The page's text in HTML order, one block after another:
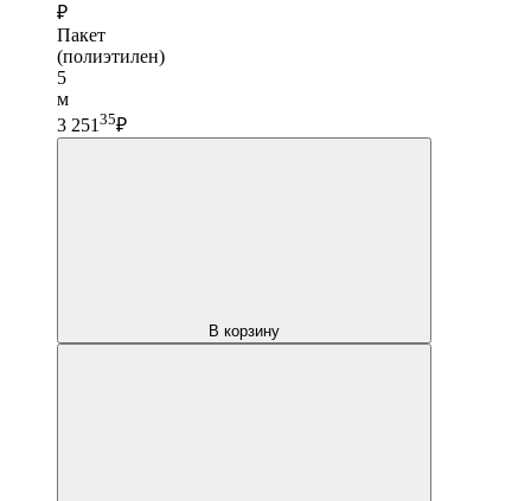
₽
Пакет
(полиэтилен)
5
м
3 251 35₽
В корзину